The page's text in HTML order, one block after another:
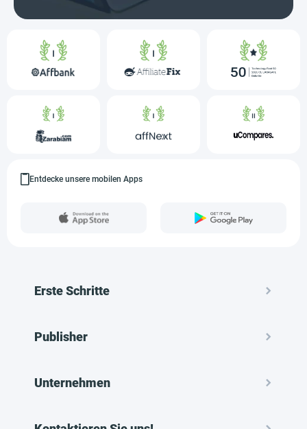
Entdecke unsere mobilen Apps
Erste Schritte
Publisher
Unternehmen